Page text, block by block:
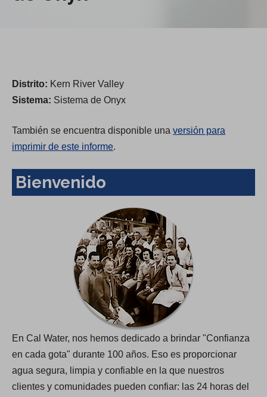
Distrito: Kern River Valley
Sistema: Sistema de Onyx
También se encuentra disponible una versión para
imprimir de este informe.
Bienvenido
En Cal Water, nos hemos dedicado a brindar "Confianza
en cada gota​​​​​​​" durante 100 años. Eso es proporcionar
agua segura, limpia y confiable en la que nuestros
clientes y comunidades pueden confiar: las 24 horas del